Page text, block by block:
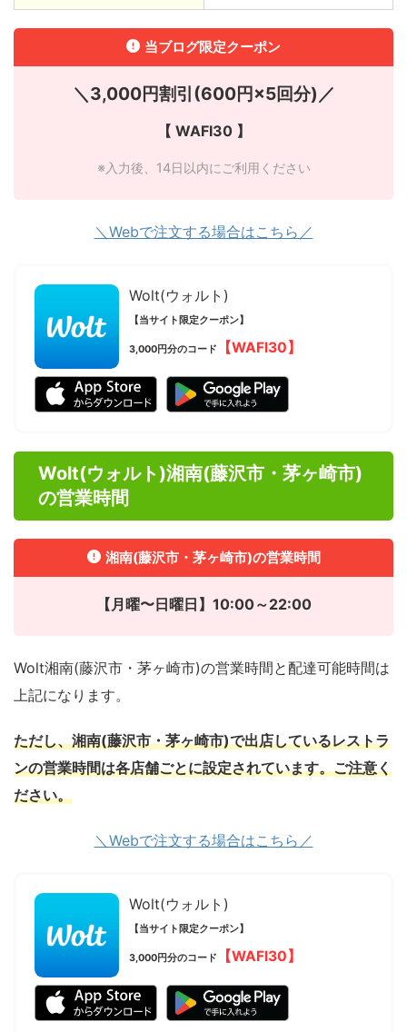
当ブログ限定クーポン
＼3,000円割引(600円×5回分)／
【 WAFI30 】
※入力後、14日以内にご利用ください
＼Webで注文する場合はこちら／
Wolt(ウォルト)
【当サイト限定クーポン】
3,000円分のコード 【WAFI30】
Wolt(ウォルト)湘南(藤沢市・茅ヶ崎市)
の営業時間
湘南(藤沢市・茅ヶ崎市)の営業時間
【月曜〜日曜日】10:00～22:00
Wolt湘南(藤沢市・茅ヶ崎市)の営業時間と配達可能時間は
上記になります。
ただし、湘南(藤沢市・茅ヶ崎市)で出店しているレストラ
ンの営業時間は各店舗ごとに設定されています。ご注意く
ださい。
＼Webで注文する場合はこちら／
Wolt(ウォルト)
【当サイト限定クーポン】
3,000円分のコード 【WAFI30】